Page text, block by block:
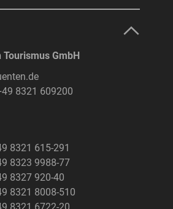
GmbH
8321 609200
8321 615-291
8323 9988-77
8327 920-40
8321 8008-510